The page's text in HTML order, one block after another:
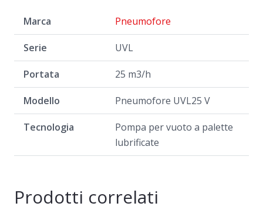
Marca Pneumofore
Serie UVL
Portata 25 m3/h
Modello Pneumofore UVL25 V
Tecnologia
Pompa per vuoto a palette
lubrificate
Prodotti correlati